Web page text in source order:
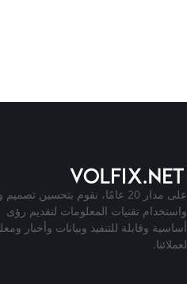
على مدار 20 عامًا، نقوم بتحسين تصميم
واستخدام تقنيات المعلومات لتقديم رؤى
أساسية وقابلة للتنفيذ وبيانات وأخبار
لعملائنا.